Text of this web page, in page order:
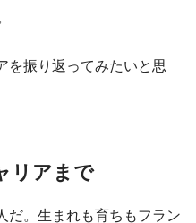
を振り返ってみたいと思
リアまで
だ。生まれも育ちもフラン